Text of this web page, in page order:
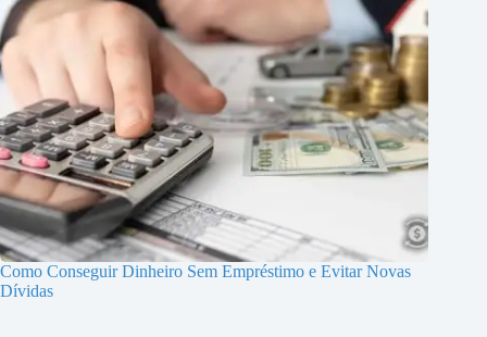
Como Conseguir Dinheiro Sem Empréstimo e Evitar Novas
Dívidas